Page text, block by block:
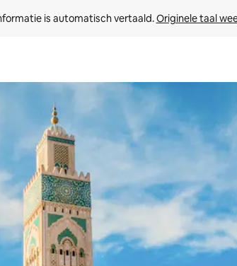
is automatisch vertaald. Originele taal